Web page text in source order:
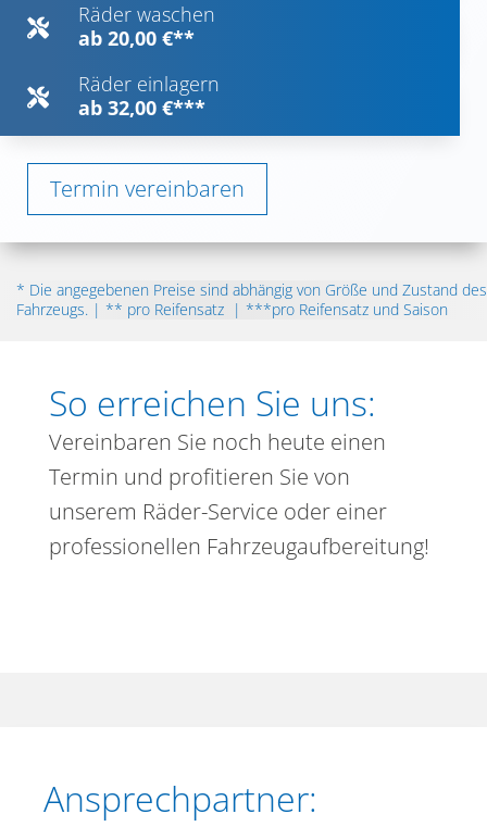

Räder waschen
ab 20,00 €**

Räder einlagern
ab 32,00 €***
Termin vereinbaren
* Die angegebenen Preise sind abhängig von Größe und Zustand des
Fahrzeugs. | ** pro Reifensatz | ***pro Reifensatz und Saison
So erreichen Sie uns:
Vereinbaren Sie noch heute einen
Termin und profitieren Sie von
unserem Räder-Service oder einer
professionellen Fahrzeugaufbereitung!
Ansprechpartner: